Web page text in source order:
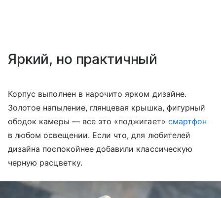
Яркий, но практичный
Корпус выполнен в нарочито ярком дизайне.
Золотое напыление, глянцевая крышка, фигурный
ободок камеры — все это «поджигает» смартфон
в любом освещении. Если что, для любителей
дизайна поспокойнее добавили классическую
черную расцветку.